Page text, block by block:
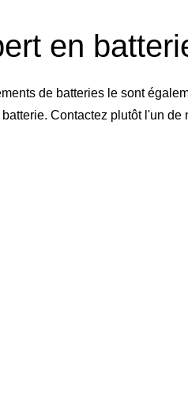
en
de batteries le sont
Contactez plutôt l'un